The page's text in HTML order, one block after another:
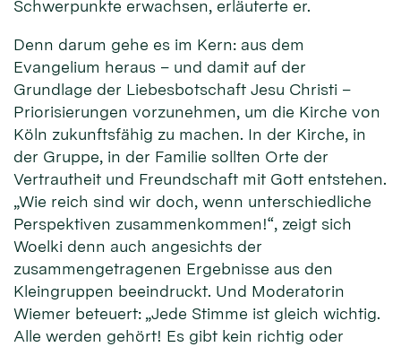
Schwerpunkte erwachsen, erläuterte er.
Denn darum gehe es im Kern: aus dem
Evangelium heraus – und damit auf der
Grundlage der Liebesbotschaft Jesu Christi –
Priorisierungen vorzunehmen, um die Kirche von
Köln zukunftsfähig zu machen. In der Kirche, in
der Gruppe, in der Familie sollten Orte der
Vertrautheit und Freundschaft mit Gott entstehen.
„Wie reich sind wir doch, wenn unterschiedliche
Perspektiven zusammenkommen!“, zeigt sich
Woelki denn auch angesichts der
zusammengetragenen Ergebnisse aus den
Kleingruppen beeindruckt. Und Moderatorin
Wiemer beteuert: „Jede Stimme ist gleich wichtig.
Alle werden gehört! Es gibt kein richtig oder